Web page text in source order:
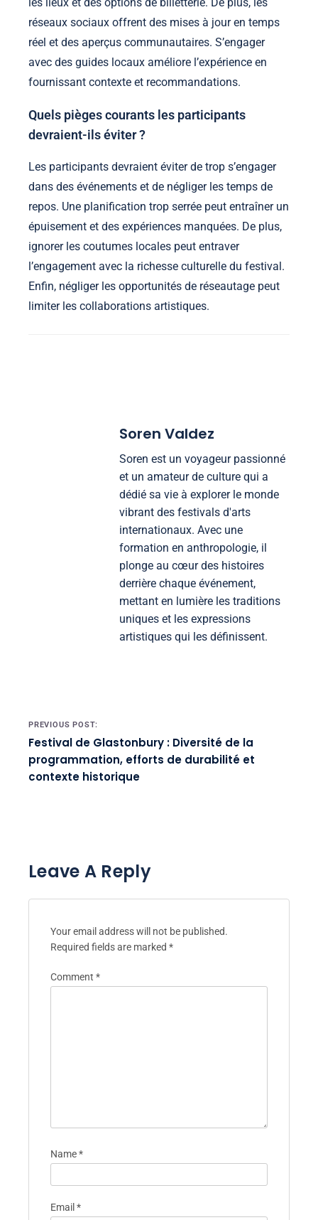
réseaux sociaux offrent des mises à jour en temps
réel et des aperçus communautaires. S’engager
avec des guides locaux améliore l’expérience en
fournissant contexte et recommandations.
Quels pièges courants les participants
devraient-ils éviter ?
Les participants devraient éviter de trop s’engager
dans des événements et de négliger les temps de
repos. Une planification trop serrée peut entraîner un
épuisement et des expériences manquées. De plus,
ignorer les coutumes locales peut entraver
l’engagement avec la richesse culturelle du festival.
Enfin, négliger les opportunités de réseautage peut
limiter les collaborations artistiques.
Soren Valdez
Soren est un voyageur passionné
et un amateur de culture qui a
dédié sa vie à explorer le monde
vibrant des festivals d'arts
internationaux. Avec une
formation en anthropologie, il
plonge au cœur des histoires
derrière chaque événement,
mettant en lumière les traditions
uniques et les expressions
artistiques qui les définissent.
Post navigation
PREVIOUS POST:
Festival de Glastonbury : Diversité de la
programmation, efforts de durabilité et
contexte historique
Leave A Reply
Your email address will not be published.
Required fields are marked *
Comment *
Name*
Email *